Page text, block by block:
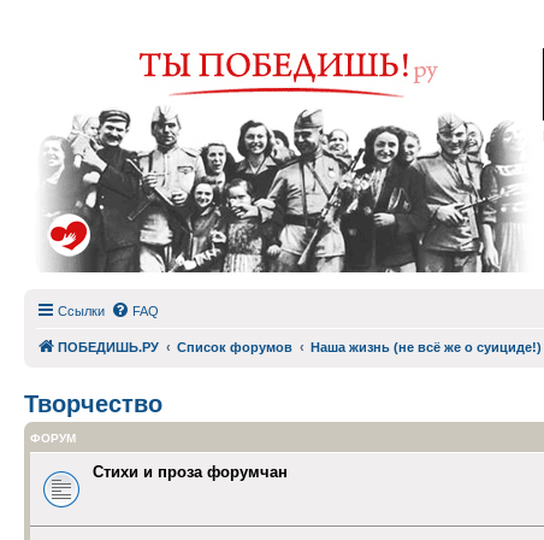
Ссылки FAQ
ПОБЕДИШЬ.РУ Список форумов Наша жизнь (не всё же о суициде!)
Творчество
ФОРУМ
Стихи и проза форумчан